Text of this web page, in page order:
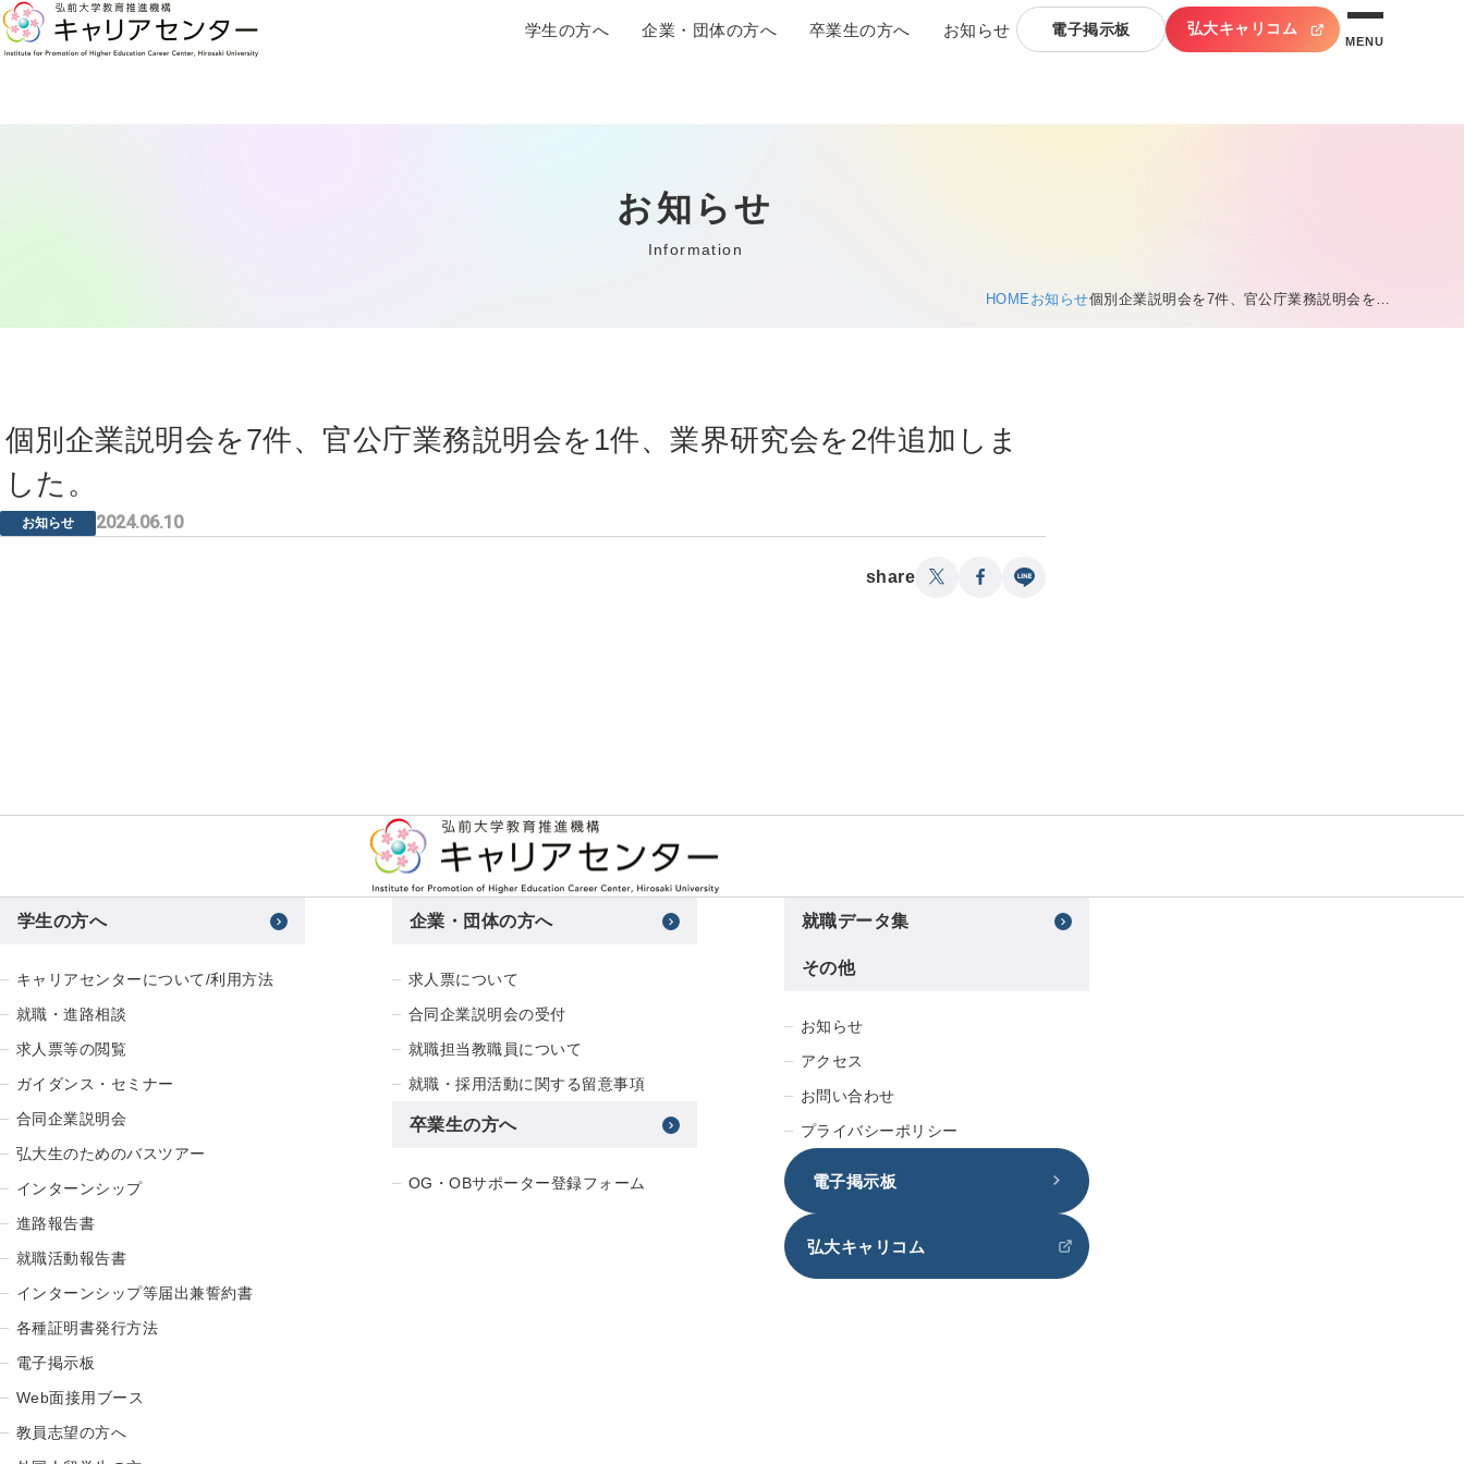
学生の方へ 企業・団体の方へ 卒業生の方へ お知らせ 電子掲示板 弘大キャリコム
MENU
お知らせ
Information
HOME お知らせ個別企業説明会を7件、官公庁業務説明会を…
個別企業説明会を7件、官公庁業務説明会を1件、業界研究会を2件追加しま
した。
お知らせ 2024.06.10
share
学生の方へ
キャリアセンターについて/利用方法
就職・進路相談
求人票等の閲覧
ガイダンス・セミナー
合同企業説明会
弘大生のためのバスツアー
インターンシップ
進路報告書
就職活動報告書
インターンシップ等届出兼誓約書
各種証明書発行方法
電子掲示板
Web面接用ブース
教員志望の方へ
企業・団体の方へ
求人票について
合同企業説明会の受付
就職担当教職員について
就職・採用活動に関する留意事項
卒業生の方へ
OG・OBサポーター登録フォーム
就職データ集
その他
お知らせ
アクセス
お問い合わせ
プライバシーポリシー
電子掲示板
弘大キャリコム